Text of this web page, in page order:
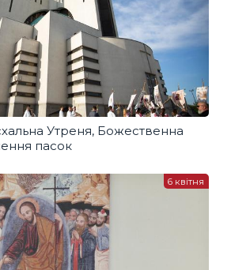
Утреня, Божественна
пасок
6 квітня